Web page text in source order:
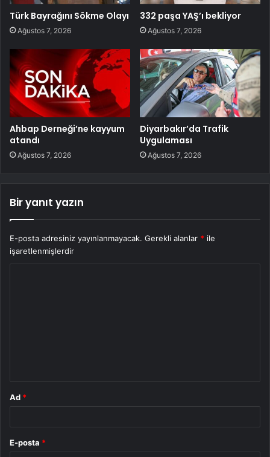
Türk Bayrağını Sökme Olayı
Ağustos 7, 2026
332 paşa YAŞ’ı bekliyor
Ağustos 7, 2026
Ahbap Derneği’ne kayyum
atandı
Ağustos 7, 2026
Diyarbakır’da Trafik
Uygulaması
Ağustos 7, 2026
Bir yanıt yazın
E-posta adresiniz yayınlanmayacak. Gerekli alanlar * ile
işaretlenmişlerdir
Ad *
E-posta *